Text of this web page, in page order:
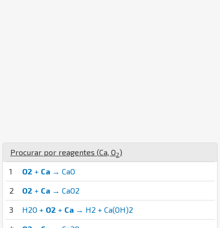
Procurar por reagentes (Ca, O2)
1 O2 + Ca → CaO
2 O2 + Ca → CaO2
3 H2O + O2 + Ca → H2 + Ca(OH)2